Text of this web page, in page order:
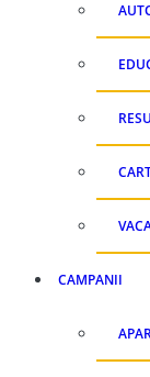
CAMPANII